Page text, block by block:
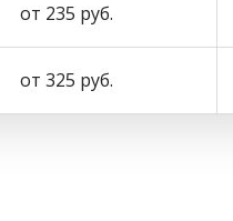
от 235 руб.
от 325 руб.